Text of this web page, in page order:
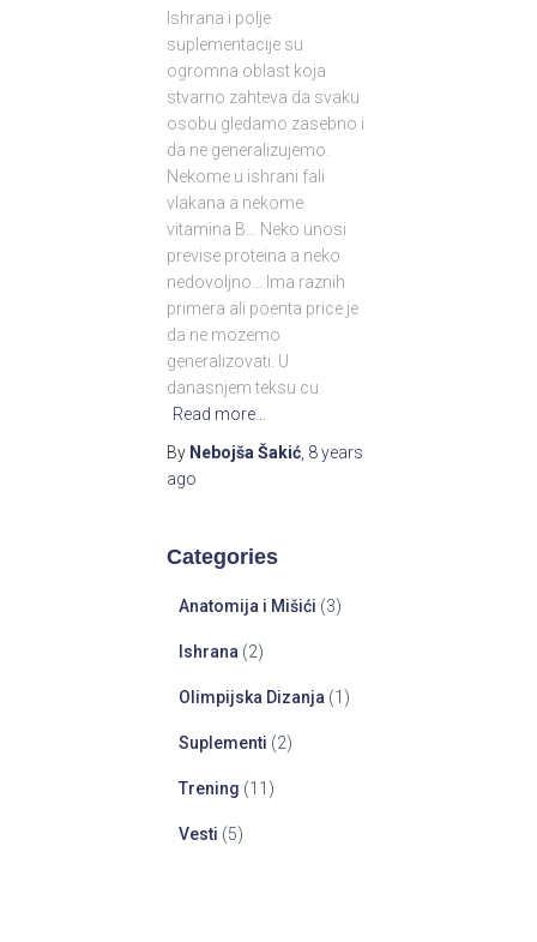
Ishrana i polje
suplementacije su
ogromna oblast koja
stvarno zahteva da svaku
osobu gledamo zasebno i
da ne generalizujemo.
Nekome u ishrani fali
vlakana a nekome
vitamina B… Neko unosi
previse proteina a neko
nedovoljno… Ima raznih
primera ali poenta price je
da ne mozemo
generalizovati. U
danasnjem teksu cu
Read more…
By Nebojša Šakić, 8 years
ago
Categories
Anatomija i Mišići (3)
Ishrana (2)
Olimpijska Dizanja (1)
Suplementi (2)
Trening (11)
Vesti (5)